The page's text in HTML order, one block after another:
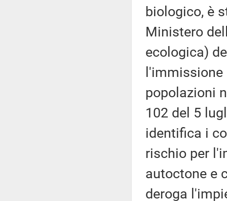
biologico, è
Ministero
ecologica)
popolazioni
102 del 5
identifica i
rischio per
autoctone e
deroga